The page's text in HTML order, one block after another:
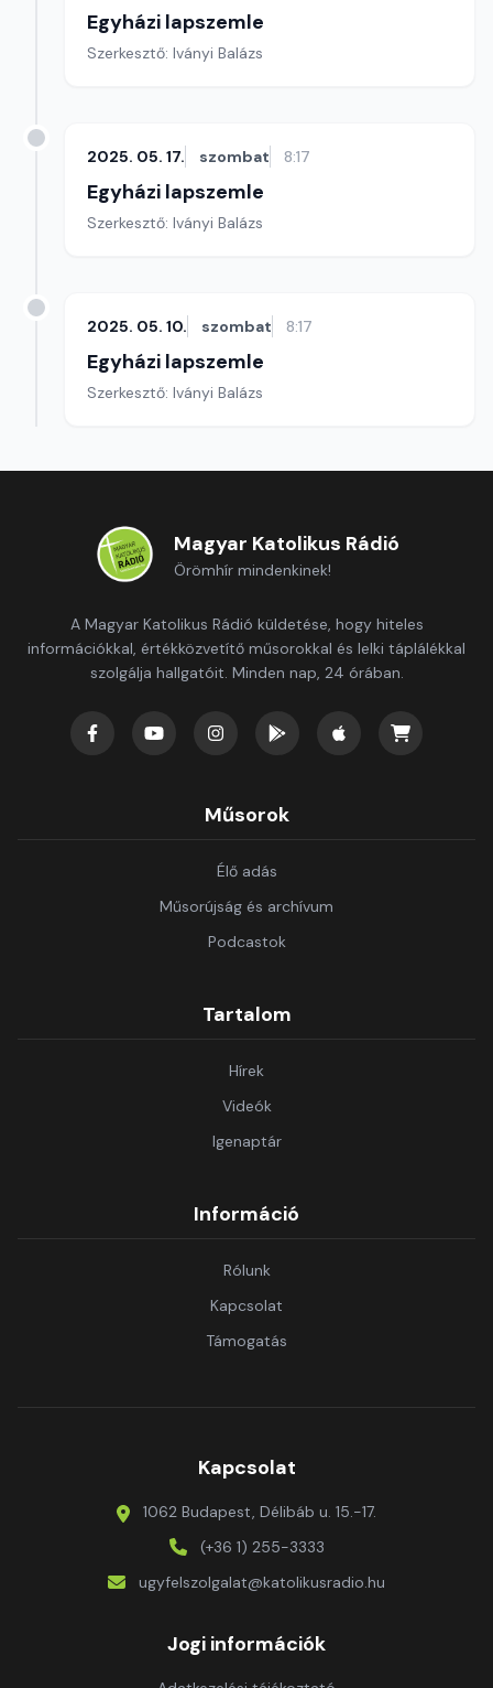
Egyházi lapszemle
Szerkesztő: Iványi Balázs
2025. 05. 17. szombat 8:17
Egyházi lapszemle
Szerkesztő: Iványi Balázs
2025. 05. 10. szombat 8:17
Egyházi lapszemle
Szerkesztő: Iványi Balázs
Magyar Katolikus Rádió
Örömhír mindenkinek!
A Magyar Katolikus Rádió küldetése, hogy hiteles
információkkal, értékközvetítő műsorokkal és lelki táplálékkal
szolgálja hallgatóit. Minden nap, 24 órában.
Műsorok
Élő adás
Műsorújság és archívum
Podcastok
Tartalom
Hírek
Videók
Igenaptár
Információ
Rólunk
Kapcsolat
Támogatás
Kapcsolat
1062 Budapest, Délibáb u. 15.-17.
(+36 1) 255-3333
ugyfelszolgalat@katolikusradio.hu
Jogi információk